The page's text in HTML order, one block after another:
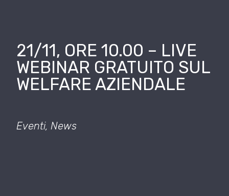
21/11, ORE 10.00 – LIVE
WEBINAR GRATUITO SUL
WELFARE AZIENDALE
Eventi, News